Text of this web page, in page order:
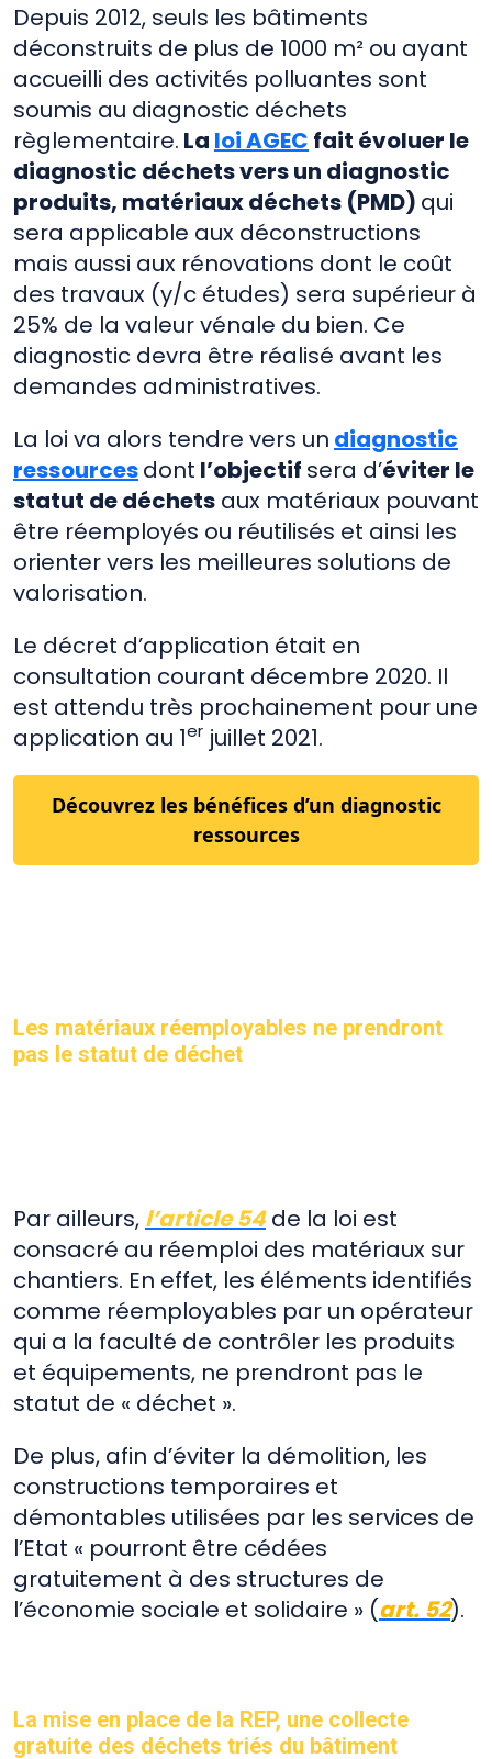
Depuis 2012, seuls les bâtiments
déconstruits de plus de 1000 m² ou ayant
accueilli des activités polluantes sont
soumis au diagnostic déchets
règlementaire. La loi AGEC fait évoluer le
diagnostic déchets vers un diagnostic
produits, matériaux déchets (PMD) qui
sera applicable aux déconstructions
mais aussi aux rénovations dont le coût
des travaux (y/c études) sera supérieur à
25% de la valeur vénale du bien. Ce
diagnostic devra être réalisé avant les
demandes administratives.
La loi va alors tendre vers un diagnostic
ressourcesdont l’objectif sera d’éviter le
statut de déchets aux matériaux pouvant
être réemployés ou réutilisés et ainsi les
orienter vers les meilleures solutions de
valorisation.
Le décret d’application était en
consultation courant décembre 2020. Il
est attendu très prochainement pour une
application au 1er juillet 2021.
Découvrez les bénéfices d’un diagnostic
ressources
Les matériaux réemployables ne prendront
pas le statut de déchet
Par ailleurs, l’article 54de la loi est
consacré au réemploi des matériaux sur
chantiers. En effet, les éléments identifiés
comme réemployables par un opérateur
qui a la faculté de contrôler les produits
et équipements, ne prendront pas le
statut de « déchet ».
De plus, afin d’éviter la démolition, les
constructions temporaires et
démontables utilisées par les services de
l’Etat « pourront être cédées
gratuitement à des structures de
l’économie sociale et solidaire » (art. 52).
La mise en place de la REP, une collecte
gratuite des déchets triés du bâtiment